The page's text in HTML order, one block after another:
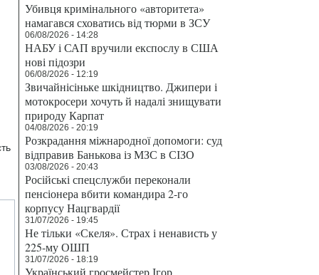
Убивця кримінального «авторитета»
намагався сховатись від тюрми в ЗСУ
06/08/2026 - 14:28
НАБУ і САП вручили експослу в США
нові підозри
06/08/2026 - 12:19
Звичайнісіньке шкідництво. Джипери і
мотокросери хочуть й надалі знищувати
природу Карпат
04/08/2026 - 20:19
Розкрадання міжнародної допомоги: суд
відправив Банькова із МЗС в СІЗО
03/08/2026 - 20:43
Російські спецслужби переконали
пенсіонера вбити командира 2-го
корпусу Нацгвардії
31/07/2026 - 19:45
Не тільки «Скеля». Страх і ненависть у
225-му ОШП
31/07/2026 - 18:19
Український гросмейстер Ігор